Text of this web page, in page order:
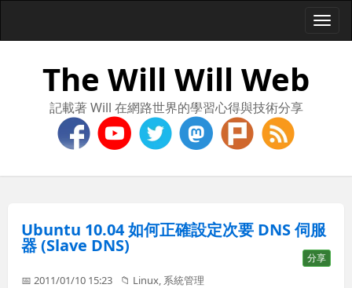
The Will Will Web
記載著 Will 在網路世界的學習心得與技術分享
Ubuntu 10.04 如何正確設定次要 DNS 伺服
器 (Slave DNS)
分享
📅 2011/01/10 15:23 📁 Linux 系統管理